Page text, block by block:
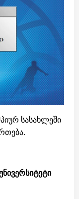
სასახლეში